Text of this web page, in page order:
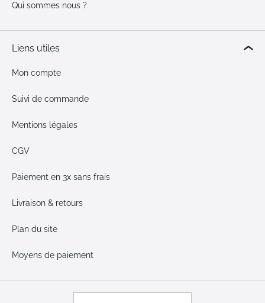
Qui sommes nous ?
Liens utiles
Mon compte
Suivi de commande
Mentions légales
CGV
Paiement en 3x sans frais
Livraison & retours
Plan du site
Moyens de paiement